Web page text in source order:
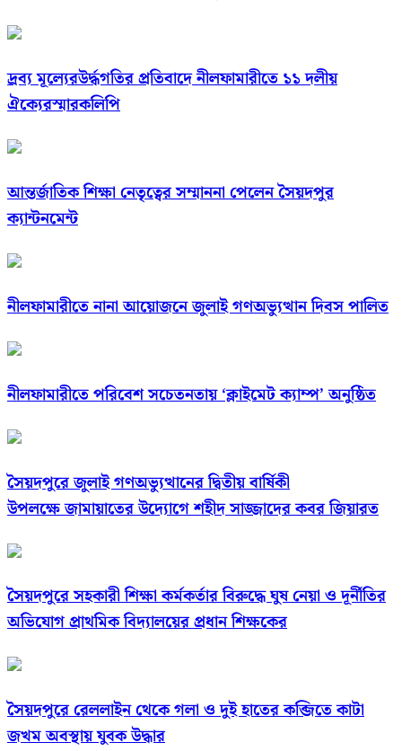
দ্রব্য মূল্যেরউর্দ্ধগতির প্রতিবাদে নীলফামারীতে ১১ দলীয়
ঐক্যেরস্মারকলিপি
আন্তর্জাতিক শিক্ষা নেতৃত্বের সম্মাননা পেলেন সৈয়দপুর
ক্যান্টনমেন্ট
নীলফামারীতে নানা আয়োজনে জুলাই গণঅভ্যুত্থান দিবস পালিত
নীলফামারীতে পরিবেশ সচেতনতায় ‘ক্লাইমেট ক্যাম্প’ অনুষ্ঠিত
সৈয়দপুরে জুলাই গণঅভ্যুত্থানের দ্বিতীয় বার্ষিকী
উপলক্ষে জামায়াতের উদ্যোগে শহীদ সাজ্জাদের কবর জিয়ারত
সৈয়দপুরে সহকারী শিক্ষা কর্মকর্তার বিরুদ্ধে ঘুষ নেয়া ও দূর্নীতির
অভিযোগ প্রাথমিক বিদ্যালয়ের প্রধান শিক্ষকের
সৈয়দপুরে রেললাইন থেকে গলা ও দুই হাতের কব্জিতে কাটা
জখম অবস্থায় যুবক উদ্ধার